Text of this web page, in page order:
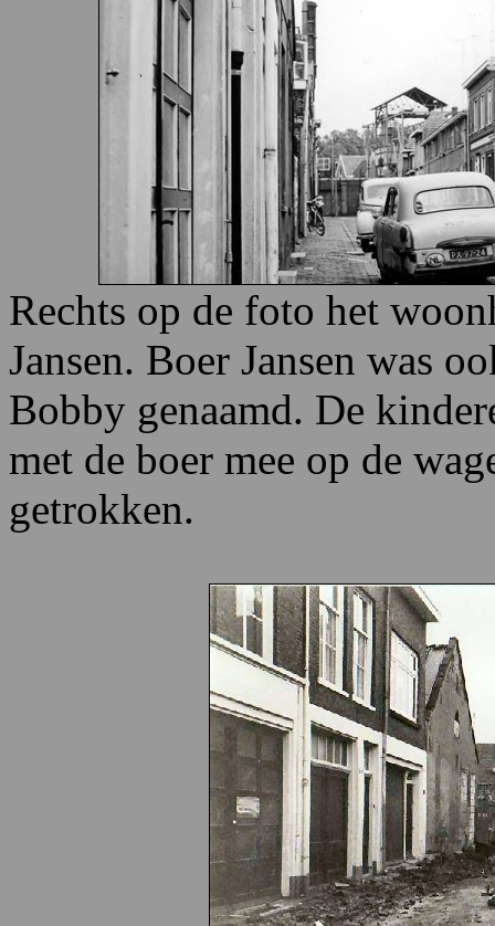
Rechts op de foto het
Jansen. Boer Jansen was
Bobby genaamd. De
met de boer mee op de
getrokken.